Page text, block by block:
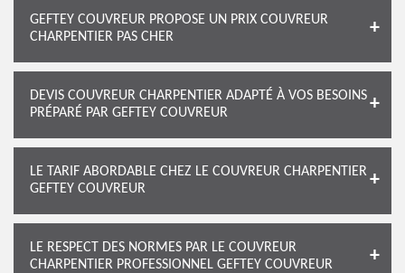
GEFTEY COUVREUR PROPOSE UN PRIX COUVREUR
CHARPENTIER PAS CHER
DEVIS COUVREUR CHARPENTIER ADAPTÉ À VOS BESOINS
PRÉPARÉ PAR GEFTEY COUVREUR
LE TARIF ABORDABLE CHEZ LE COUVREUR CHARPENTIER
GEFTEY COUVREUR
LE RESPECT DES NORMES PAR LE COUVREUR
CHARPENTIER PROFESSIONNEL GEFTEY COUVREUR